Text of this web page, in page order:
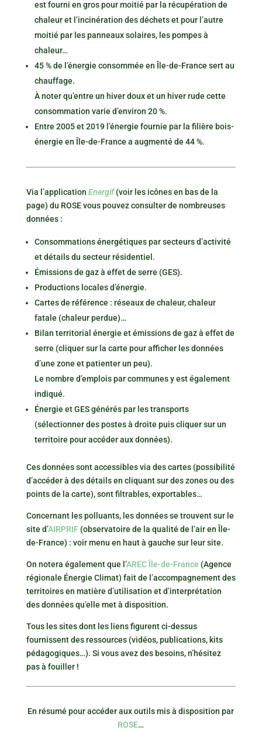
est fourni en gros pour moitié par la récupération de
chaleur et l’incinération des déchets et pour l’autre
moitié par les panneaux solaires, les pompes à
chaleur…
45 % de l’énergie consommée en Île-de-France sert au
chauffage.
À noter qu’entre un hiver doux et un hiver rude cette
consommation varie d’environ 20 %.
Entre 2005 et 2019 l’énergie fournie par la filière bois-
énergie en Île-de-France a augmenté de 44 %.
Via l’application Energif(voir les icônes en bas de la
page) du ROSE vous pouvez consulter de nombreuses
données :
Consommations énergétiques par secteurs d’activité
et détails du secteur résidentiel.
Émissions de gaz à effet de serre (GES).
Productions locales d’énergie.
Cartes de référence : réseaux de chaleur, chaleur
fatale (chaleur perdue)…
Bilan territorial énergie et émissions de gaz à effet de
serre (cliquer sur la carte pour afficher les données
d’une zone et patienter un peu).
Le nombre d’emplois par communes y est également
indiqué.
Énergie et GES générés par les transports
(sélectionner des postes à droite puis cliquer sur un
territoire pour accéder aux données).
Ces données sont accessibles via des cartes (possibilité
d’accéder à des détails en cliquant sur des zones ou des
points de la carte), sont filtrables, exportables…
Concernant les polluants, les données se trouvent sur le
site d’AIRPRIF(observatoire de la qualité de l’air en Île-
de-France) : voir menu en haut à gauche sur leur site.
On notera également que l’AREC Île-de-France (Agence
régionale Énergie Climat) fait de l’accompagnement des
territoires en matière d’utilisation et d’interprétation
des données qu’elle met à disposition.
Tous les sites dont les liens figurent ci-dessus
fournissent des ressources (vidéos, publications, kits
pédagogiques…). Si vous avez des besoins, n’hésitez
pas à fouiller !
En résumé pour accéder aux outils mis à disposition par
ROSE…